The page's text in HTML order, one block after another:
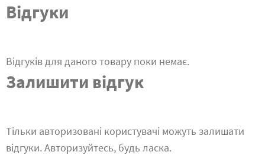
Відгуки
Відгуків для даного товару поки немає.
Залишити відгук
Тільки авторизовані користувачі можуть залишати
відгуки. Авторизуйтесь, будь ласка.